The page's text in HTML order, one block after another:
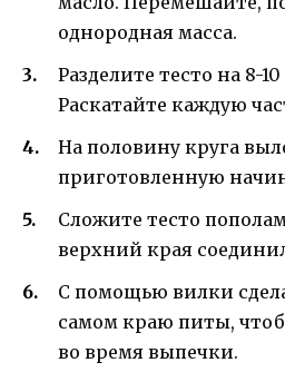
однородная масса.
Разделите тесто на 8-
Раскатайте каждую
На половину круга
приготовленную
Сложите тесто
верхний края
С помощью вилки
самом краю питы,
во время выпечки.